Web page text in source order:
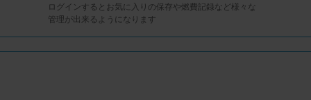
ログインするとお気に入りの保存や燃費記録など様々な
管理が出来るようになります